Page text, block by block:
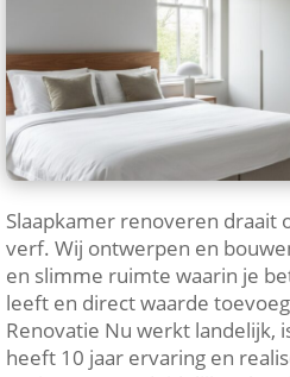
Slaapkamer renoveren draait
verf.​ Wij ontwerpen en
en slimme ruimte waarin je
leeft en direct waarde
Renovatie Nu werkt landelijk,
heeft 10 jaar ervaring en